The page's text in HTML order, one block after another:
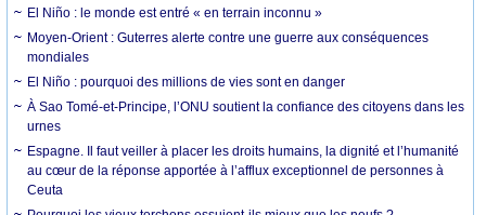
El Niño : le monde est entré « en terrain inconnu »
Moyen-Orient : Guterres alerte contre une guerre aux conséquences
mondiales
El Niño : pourquoi des millions de vies sont en danger
À Sao Tomé-et-Principe, l’ONU soutient la confiance des citoyens dans les
urnes
Espagne. Il faut veiller à placer les droits humains, la dignité et l’humanité
au cœur de la réponse apportée à l’afflux exceptionnel de personnes à
Ceuta